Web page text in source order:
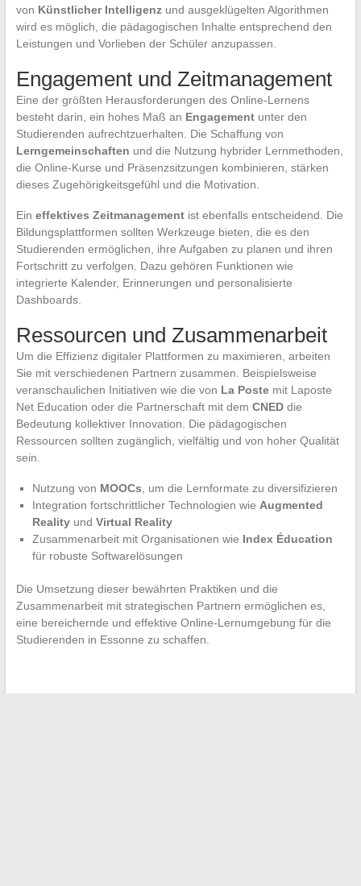
von Künstlicher Intelligenzund ausgeklügelten Algorithmen
wird es möglich, die pädagogischen Inhalte entsprechend den
Leistungen und Vorlieben der Schüler anzupassen.
Engagement und Zeitmanagement
Eine der größten Herausforderungen des Online-Lernens
besteht darin, ein hohes Maß an Engagementunter den
Studierenden aufrechtzuerhalten. Die Schaffung von
Lerngemeinschaften und die Nutzung hybrider Lernmethoden,
die Online-Kurse und Präsenzsitzungen kombinieren, stärken
dieses Zugehörigkeitsgefühl und die Motivation.
Ein effektives Zeitmanagementist ebenfalls entscheidend. Die
Bildungsplattformen sollten Werkzeuge bieten, die es den
Studierenden ermöglichen, ihre Aufgaben zu planen und ihren
Fortschritt zu verfolgen. Dazu gehören Funktionen wie
integrierte Kalender, Erinnerungen und personalisierte
Dashboards.
Ressourcen und Zusammenarbeit
Um die Effizienz digitaler Plattformen zu maximieren, arbeiten
Sie mit verschiedenen Partnern zusammen. Beispielsweise
veranschaulichen Initiativen wie die von La Postemit Laposte
Net Education oder die Partnerschaft mit dem CNEDdie
Bedeutung kollektiver Innovation. Die pädagogischen
Ressourcen sollten zugänglich, vielfältig und von hoher Qualität
sein.
Nutzung von MOOCs , um die Lernformate zu diversifizieren
Integration fortschrittlicher Technologien wie Augmented
Realityund Virtual Reality
Zusammenarbeit mit Organisationen wie Index Éducation
für robuste Softwarelösungen
Die Umsetzung dieser bewährten Praktiken und die
Zusammenarbeit mit strategischen Partnern ermöglichen es,
eine bereichernde und effektive Online-Lernumgebung für die
Studierenden in Essonne zu schaffen.